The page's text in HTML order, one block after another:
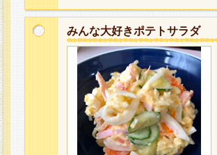
みんな大好きポテトサラダ